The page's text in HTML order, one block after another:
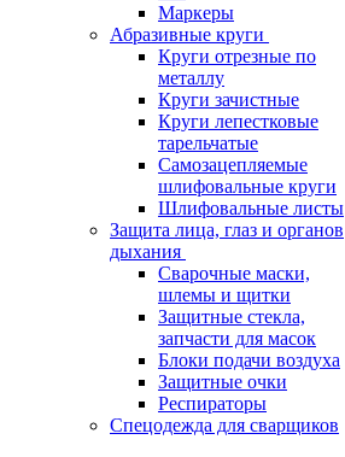
Маркеры
Абразивные круги
Круги отрезные по
металлу
Круги зачистные
Круги лепестковые
тарельчатые
Самозацепляемые
шлифовальные круги
Шлифовальные листы
Защита лица, глаз и органов
дыхания
Сварочные маски,
шлемы и щитки
Защитные стекла,
запчасти для масок
Блоки подачи воздуха
Защитные очки
Респираторы
Спецодежда для сварщиков